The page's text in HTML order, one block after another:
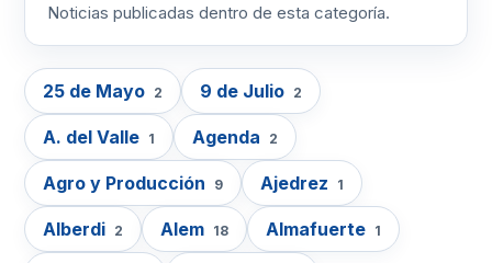
Noticias publicadas dentro de esta categoría.
25 de Mayo 2 9 de Julio 2
A. del Valle 1 Agenda 2
Agro y Producción 9 Ajedrez 1
Alberdi 2 Alem 18 Almafuerte 1